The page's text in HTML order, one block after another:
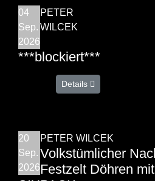
04
Sep.
2026
PETER
WILCEK
***blockiert***
Details
20
Sep.
2026
PETER WILCEK
Volkstümlicher
Festzelt Döhren